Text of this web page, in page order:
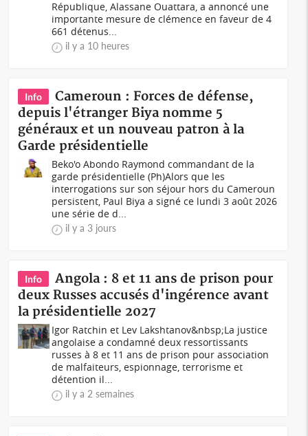
République, Alassane Ouattara, a annoncé une
importante mesure de clémence en faveur de 4
661 détenus...
il y a 10 heures
Info
Cameroun : Forces de défense,
depuis l'étranger Biya nomme 5
généraux et un nouveau patron à la
Garde présidentielle
Beko'o Abondo Raymond commandant de la
garde présidentielle (Ph)Alors que les
interrogations sur son séjour hors du Cameroun
persistent, Paul Biya a signé ce lundi 3 août 2026
une série de d...
il y a 3 jours
Info
Angola : 8 et 11 ans de prison pour
deux Russes accusés d'ingérence avant
la présidentielle 2027
Igor Ratchin et Lev Lakshtanov&nbsp;La justice
angolaise a condamné deux ressortissants
russes à 8 et 11 ans de prison pour association
de malfaiteurs, espionnage, terrorisme et
détention il...
il y a 2 semaines